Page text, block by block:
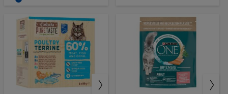
la
liste
d’envies
liste
d’envies